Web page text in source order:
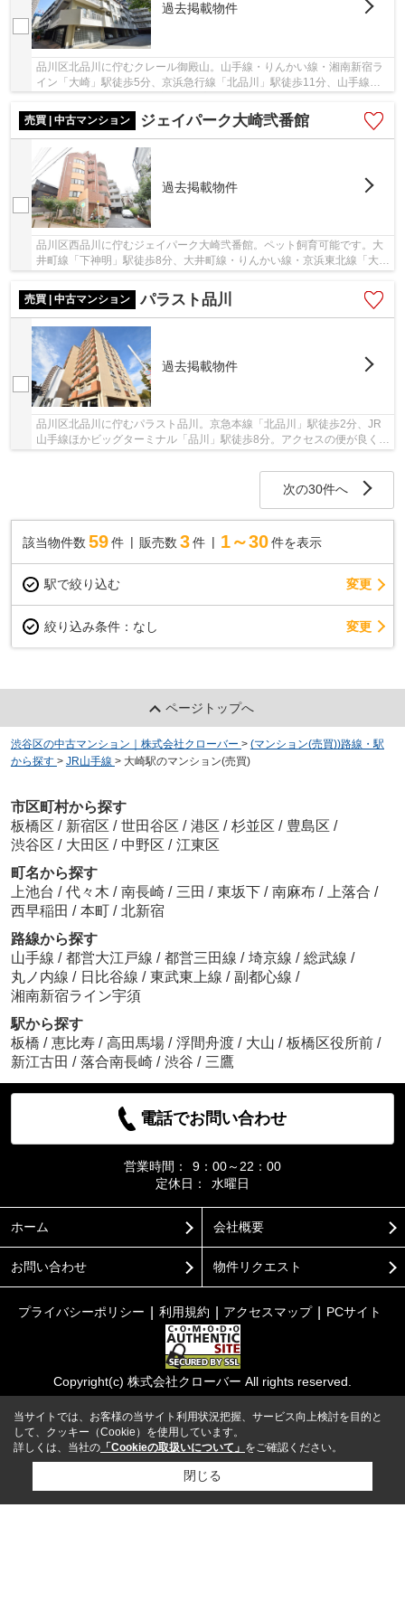
過去掲載物件
品川区北品川に佇むクレール御殿山。山手線・りんかい線・湘南新宿ラ
イン「大崎」駅徒歩5分、京浜急行線「北品川」駅徒歩11分、山手線他
売買 | 中古マンション
ジェイパーク大崎弐番館
過去掲載物件
品川区西品川に佇むジェイパーク大崎弐番館。ペット飼育可能です。大
井町線「下神明」駅徒歩8分、大井町線・りんかい線・京浜東北線「大井
売買 | 中古マンション
パラスト品川
過去掲載物件
品川区北品川に佇むパラスト品川。京急本線「北品川」駅徒歩2分、JR
山手線ほかビッグターミナル「品川」駅徒歩8分。アクセスの便が良く、
次の30件へ
該当物件数 59件 販売数 3 件 1～30 件を表示
駅で絞り込む 変更
絞り込み条件： なし 変更
ページトップへ
渋谷区の中古マンション｜株式会社クローバー > (マンション(売買))路線・駅
から探す > JR山手線 > 大崎駅のマンション(売買)
市区町村から探す
板橋区 / 新宿区 / 世田谷区 / 港区 / 杉並区 / 豊島区 /
渋谷区 / 大田区 / 中野区 / 江東区
町名から探す
上池台 / 代々木 / 南長崎 / 三田 / 東坂下 / 南麻布 / 上落合 /
西早稲田 / 本町 / 北新宿
路線から探す
山手線 / 都営大江戸線 / 都営三田線 / 埼京線 / 総武線 /
丸ノ内線 / 日比谷線 / 東武東上線 / 副都心線 /
湘南新宿ライン宇須
駅から探す
板橋 / 恵比寿 / 高田馬場 / 浮間舟渡 / 大山 / 板橋区役所前 /
新江古田 / 落合南長崎 / 渋谷 / 三鷹
電話でお問い合わせ
営業時間：
9：00～22：00
定休日：
水曜日
ホーム 会社概要
お問い合わせ 物件リクエスト
プライバシーポリシー 利用規約 アクセスマップ PCサイト
Copyright(c) 株式会社クローバー All rights reserved.
当サイトでは、お客様の当サイト利用状況把握、サービス向上検討を目的と
して、クッキー（Cookie）を使用しています。
詳しくは、当社の 「Cookieの取扱いについて」 をご確認ください。
閉じる